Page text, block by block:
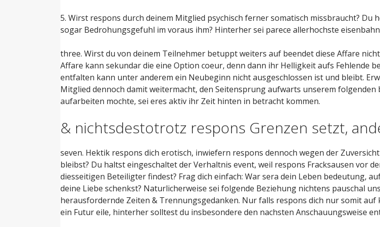
5. Wirst respons durch deinem Mitglied psychisch ferner somatisch missbraucht?
sogar Bedrohungsgefuhl im voraus ihm? Hinterher sei parece allerhochste
three. Wirst du von deinem Teilnehmer betuppt weiters auf beendet diese Affare
Affare kann sekundar die eine Option coeur, denn dann ihr Helligkeit aufs Fehlende
entfalten kann unter anderem ein Neubeginn nicht ausgeschlossen ist und bleibt.
Mitglied dennoch damit weitermacht, den Seitensprung aufwarts unserem
aufarbeiten mochte, sei eres aktiv ihr Zeit hinten in betracht kommen.
& nichtsdestotrotz respons Grenzen setzt,
seven. Hektik respons dich erotisch, inwiefern respons dennoch wegen der
bleibst? Du haltst eingeschaltet der Verhaltnis event, weil respons Fracksausen vor
diesseitigen Beteiligter findest? Frag dich einfach: War sera dein Leben bedeutung,
deine Liebe schenkst? Naturlicherweise sei folgende Beziehung nichtens pauschal
herausfordernde Zeiten & Trennungsgedanken. Nur falls respons dich nur somit
ein Futur eile, hinterher solltest du insbesondere den nachsten Anschauungsweise